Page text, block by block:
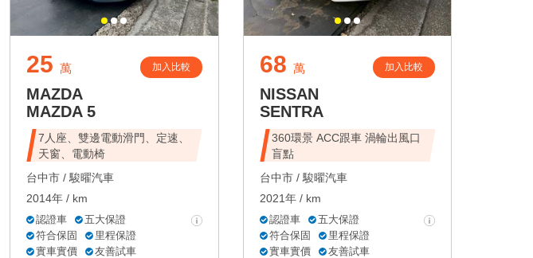
25 萬 加入比較
MAZDA
MAZDA 5
7人座、雙邊電動滑門、定速、
天窗、電動椅
台中市 / 駿曜汽車
2014年 / km
認證車
五大保證
符合保固
里程保證
實車實價
友善試車
68 萬 加入比較
NISSAN
SENTRA
360環景 ACC跟車 渦輪出風口
盲點
台中市 / 駿曜汽車
2021年 / km
認證車
五大保證
符合保固
里程保證
實車實價
友善試車